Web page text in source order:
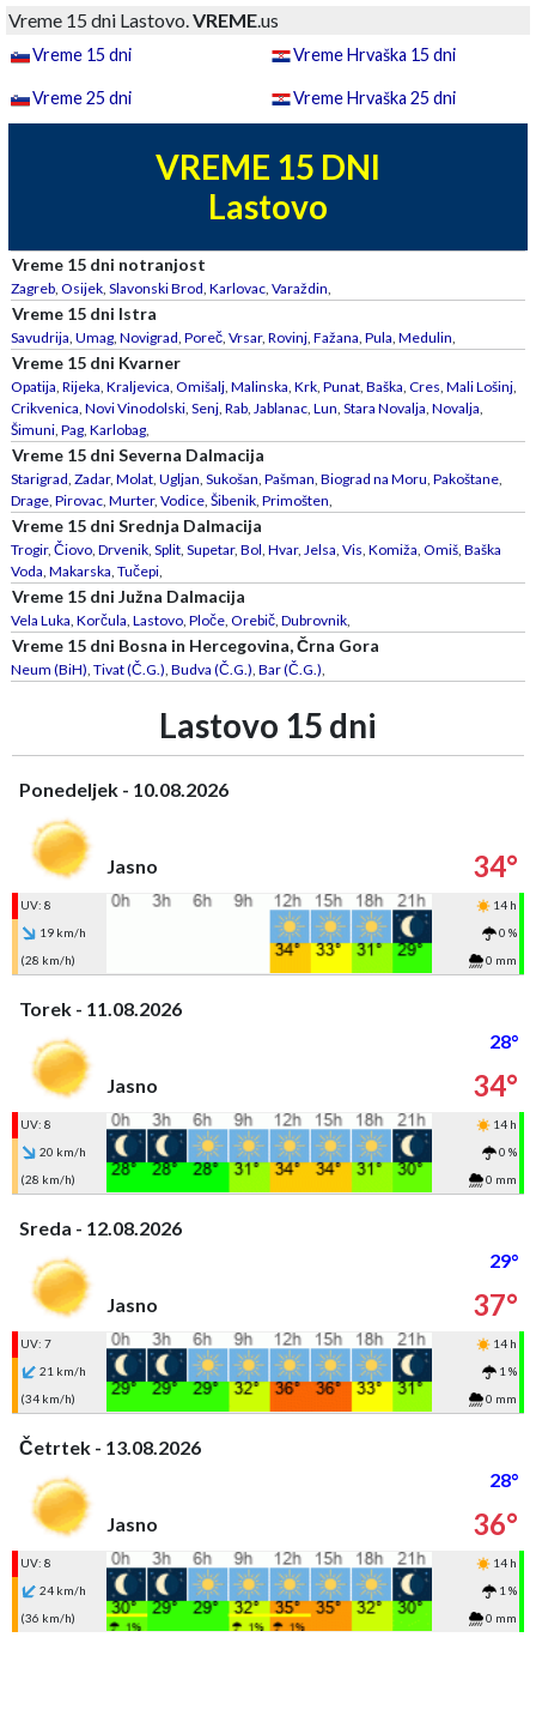
Vreme 15 dni Lastovo.VREME.us
Vreme 15 dni Vreme Hrvaška 15 dni
Vreme 25 dni Vreme Hrvaška 25 dni
VREME 15 DNI
Lastovo
Vreme 15 dni notranjost
Zagreb, Osijek, Slavonski Brod, Karlovac, Varaždin,
Vreme 15 dni Istra
Savudrija, Umag, Novigrad, Poreč, Vrsar, Rovinj, Fažana, Pula, Medulin,
Vreme 15 dni Kvarner
Opatija, Rijeka, Kraljevica, Omišalj, Malinska, Krk, Punat, Baška, Cres, Mali Lošinj,
Crikvenica, Novi Vinodolski, Senj, Rab, Jablanac, Lun, Stara Novalja, Novalja,
Šimuni, Pag, Karlobag,
Vreme 15 dni Severna Dalmacija
Starigrad, Zadar, Molat, Ugljan, Sukošan, Pašman, Biograd na Moru, Pakoštane,
Drage, Pirovac, Murter, Vodice, Šibenik, Primošten,
Vreme 15 dni Srednja Dalmacija
Trogir, Čiovo, Drvenik, Split, Supetar, Bol, Hvar, Jelsa, Vis, Komiža, Omiš, Baška
Voda, Makarska, Tučepi,
Vreme 15 dni Južna Dalmacija
Vela Luka, Korčula, Lastovo, Ploče, Orebič, Dubrovnik,
Vreme 15 dni Bosna in Hercegovina, Črna Gora
Neum (BiH), Tivat (Č.G.), Budva (Č.G.), Bar (Č.G.),
Lastovo 15 dni
Ponedeljek - 10.08.2026
Jasno 34°
UV: 8
14 h
19 km/h
0 %
(28 km/h)
0 mm
Torek - 11.08.2026
28°
Jasno
34°
UV: 8
14 h
20 km/h
0 %
(28 km/h)
0 mm
Sreda - 12.08.2026
29°
Jasno
37°
UV: 7
14 h
21 km/h
1 %
(34 km/h)
0 mm
Četrtek - 13.08.2026
28°
Jasno
36°
UV: 8
14 h
24 km/h
1 %
(36 km/h)
0 mm